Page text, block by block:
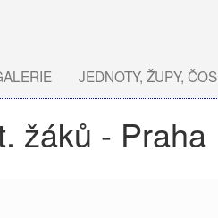
JEDNOTY, ŽUPY, ČOS
žáků - Praha